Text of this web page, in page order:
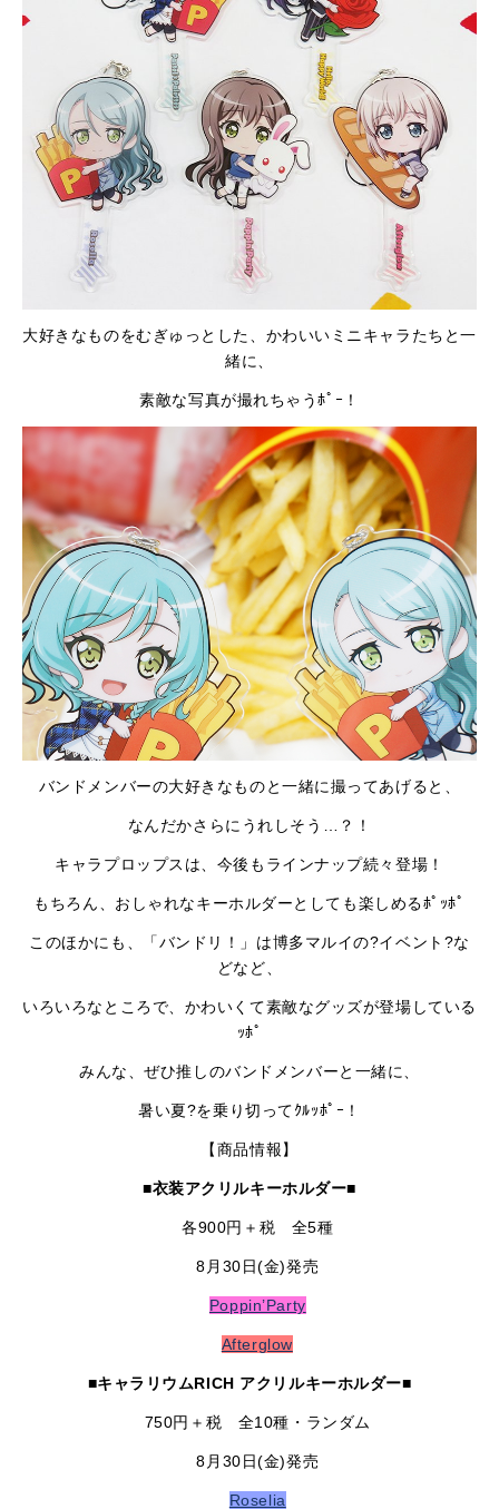
大好きなものをむぎゅっとした、かわいいミニキャラたちと一
緒に、
素敵な写真が撮れちゃうﾎﾟｰ！
バンドメンバーの大好きなものと一緒に撮ってあげると、
なんだかさらにうれしそう…？！
キャラプロップスは、今後もラインナップ続々登場！
もちろん、おしゃれなキーホルダーとしても楽しめるﾎﾟｯﾎﾟ
このほかにも、「バンドリ！」は博多マルイの?イベント?な
どなど、
いろいろなところで、かわいくて素敵なグッズが登場している
ｯﾎﾟ
みんな、ぜひ推しのバンドメンバーと一緒に、
暑い夏?を乗り切ってｸﾙｯﾎﾟｰ！
【商品情報】
■衣装アクリルキーホルダー■
各900円＋税 全5種
8月30日(金)発売
Poppin’Party
Afterglow
■キャラリウムRICH アクリルキーホルダー■
750円＋税 全10種・ランダム
8月30日(金)発売
Roselia